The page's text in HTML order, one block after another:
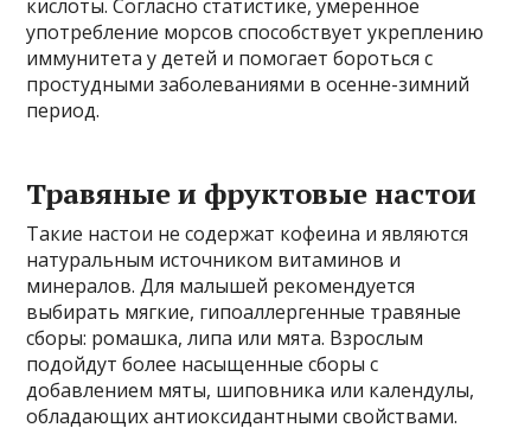
кислоты. Согласно статистике, умеренное
употребление морсов способствует укреплению
иммунитета у детей и помогает бороться с
простудными заболеваниями в осенне-зимний
период.
Травяные и фруктовые настои
Такие настои не содержат кофеина и являются
натуральным источником витаминов и
минералов. Для малышей рекомендуется
выбирать мягкие, гипоаллергенные травяные
сборы: ромашка, липа или мята. Взрослым
подойдут более насыщенные сборы с
добавлением мяты, шиповника или календулы,
обладающих антиоксидантными свойствами.